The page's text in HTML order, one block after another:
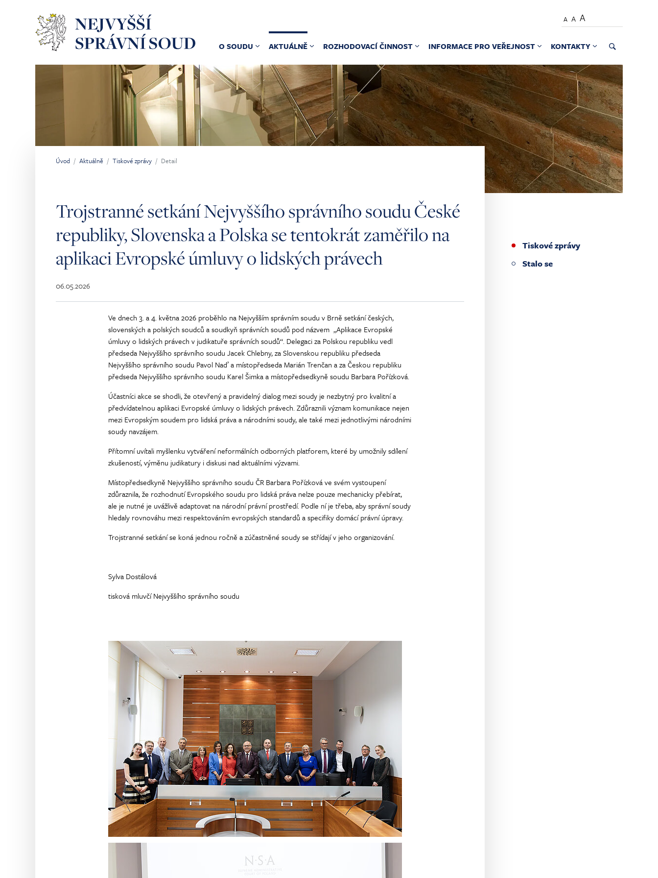
Přeskočit na hlavní obsah
O SOUDU AKTUÁLNĚ ROZHODOVACÍ ČINNOST INFORMACE PRO VEŘEJNOST KONTAKTY
A A A
Jsi tady:
Úvod Aktuálně Tiskové zprávy Detail
Trojstranné setkání Nejvyššího správního soudu České
republiky, Slovenska a Polska se tentokrát zaměřilo na
aplikaci Evropské úmluvy o lidských právech
06.05.2026
Ve dnech 3. a 4. května 2026 proběhlo na Nejvyšším správním soudu v Brně setkání českých,
slovenských a polských soudců a soudkyň správních soudů pod názvem „Aplikace Evropské
úmluvy o lidských právech v judikatuře správních soudů“. Delegaci za Polskou republiku vedl
předseda Nejvyššího správního soudu Jacek Chlebny, za Slovenskou republiku předseda
Nejvyššího správního soudu Pavol Naď a místopředseda Marián Trenčan a za Českou republiku
předseda Nejvyššího správního soudu Karel Šimka a místopředsedkyně soudu Barbara Pořízková.
Účastníci akce se shodli, že otevřený a pravidelný dialog mezi soudy je nezbytný pro kvalitní a
předvídatelnou aplikaci Evropské úmluvy o lidských právech. Zdůraznili význam komunikace nejen
mezi Evropským soudem pro lidská práva a národními soudy, ale také mezi jednotlivými národními
soudy navzájem.
Přítomní uvítali myšlenku vytváření neformálních odborných platforem, které by umožnily sdílení
zkušeností, výměnu judikatury i diskusi nad aktuálními výzvami.
Místopředsedkyně Nejvyššího správního soudu ČR Barbara Pořízková ve svém vystoupení
zdůraznila, že rozhodnutí Evropského soudu pro lidská práva nelze pouze mechanicky přebírat,
ale je nutné je uvážlivě adaptovat na národní právní prostředí. Podle ní je třeba, aby správní soudy
hledaly rovnováhu mezi respektováním evropských standardů a specifiky domácí právní úpravy.
Trojstranné setkání se koná jednou ročně a zúčastněné soudy se střídají v jeho organizování.
Sylva Dostálová
tisková mluvčí Nejvyššího správního soudu
Tiskové zprávy
Stalo se